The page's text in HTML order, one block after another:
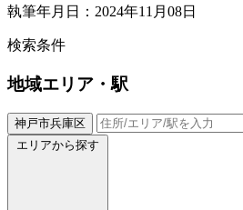
執筆年月日：2024年11月08日
検索条件
地域エリア・駅
神戸市兵庫区
エリアから探す